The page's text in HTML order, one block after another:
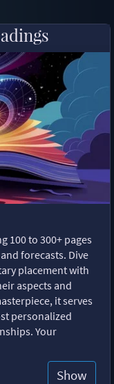
100 to 300+ pages
forecasts. Dive
placement with
aspects and
it serves
personalized
Your
Show